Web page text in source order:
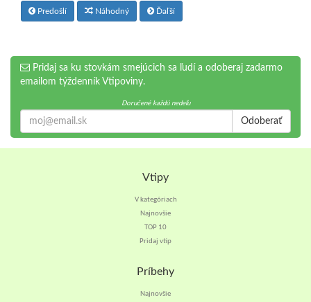
Predošlí Náhodný Ďaľší
Pridaj sa ku stovkám smejúcich sa ľudí a odoberaj zadarmo
emailom týždenník Vtipoviny.
Doručené každú nedeľu
Odoberať
Vtipy
V kategóriach
Najnovšie
TOP 10
Pridaj vtip
Príbehy
Najnovšie